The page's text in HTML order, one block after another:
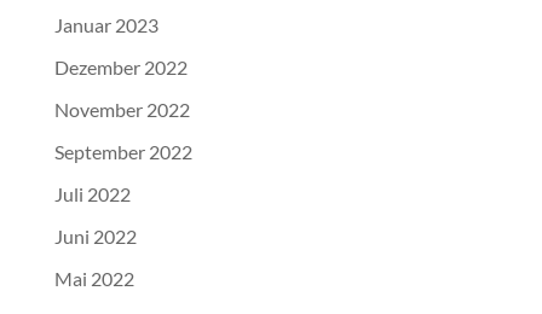
Januar 2023
Dezember 2022
November 2022
September 2022
Juli 2022
Juni 2022
Mai 2022